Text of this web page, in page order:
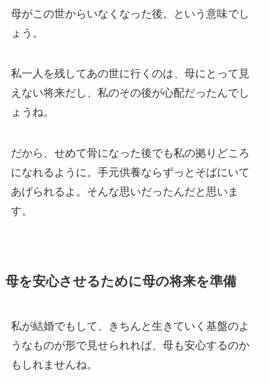
母がこの世からいなくなった後。という意味でし
ょう。
私一人を残してあの世に行くのは、母にとって見
えない将来だし、私のその後が心配だったんでし
ょうね。
だから、せめて骨になった後でも私の拠りどころ
になれるように。手元供養ならずっとそばにいて
あげられるよ。そんな思いだったんだと思いま
す。
母を​安心させる​ために​母の​将来を​準備
私が結婚でもして、きちんと生きていく基盤のよ
うなものが形で見せられれば、母も安心するのか
もしれませんね。